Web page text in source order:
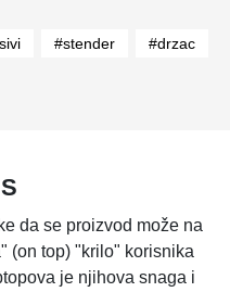
#stender
#drzac
da se proizvod može na
(on top) "krilo" korisnika
je njihova snaga i